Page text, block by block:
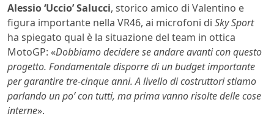
Alessio ‘Uccio’ Salucci, storico amico di Valentino e
figura importante nella VR46, ai microfoni di Sky Sport
ha spiegato qual è la situazione del team in ottica
MotoGP: «Dobbiamo decidere se andare avanti con questo
progetto. Fondamentale disporre di un budget importante
per garantire tre-cinque anni. A livello di costruttori stiamo
parlando un po’ con tutti, ma prima vanno risolte delle cose
interne».